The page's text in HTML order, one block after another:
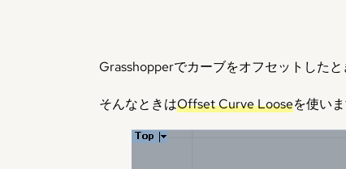
Grasshopperでカーブをオフセットした
そんなときはOffset Curve Looseを使いま